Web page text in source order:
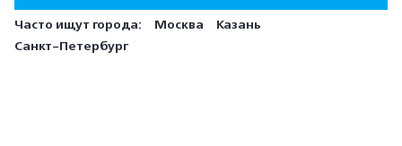
Часто ищут города: Москва
Казань
Санкт-Петербург